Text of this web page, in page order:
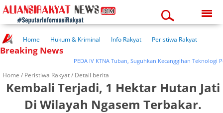
01:40:08 pm
Home Hukum & Kriminal Info Rakyat
Peristiwa Rakyat
Kuliner Rakyat
Wisata Rakyat
Kesehatan
Breaking News
PEDA IV KTNA Tuban, Suguhkan Kecanggihan Teknologi
Home / Peristiwa Rakyat/ Detail berita
Kembali Terjadi, 1 Hektar Hutan Jati
Di Wilayah Ngasem Terbakar.